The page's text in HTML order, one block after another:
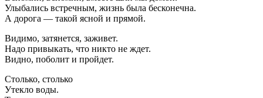
Улыбались встречным, жизнь была бесконечна.
А дорога — такой ясной и прямой.
Видимо, затянется, заживет.
Надо привыкать, что никто не ждет.
Видно, поболит и пройдет.
Столько, столько
Утекло воды.